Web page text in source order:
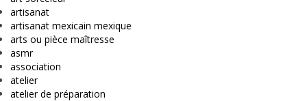
artisanat
artisanat mexicain mexique
arts ou pièce maîtresse
asmr
association
atelier
atelier de préparation